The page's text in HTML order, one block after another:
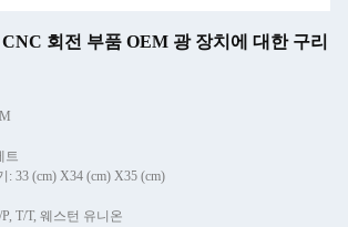
회전 부품 OEM 광 장치에 대한 구리
트
: 33 (cm) X34 (cm) X35 (cm)
T/T, 웨스턴 유니온